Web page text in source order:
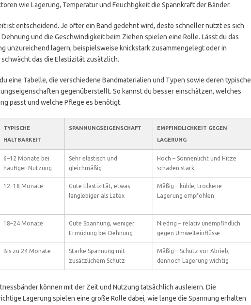
wie Lagerung, Temperatur und Feuchtigkeit die Spannkraft der Bänder.
ist entscheidend. Je öfter ein Band gedehnt wird, desto schneller nutzt es sich
Dehnung und die Geschwindigkeit beim Ziehen spielen eine Rolle. Lässt du das
unzureichend lagern, beispielsweise knickstark zusammengelegt oder in
das die Elastizität zusätzlich.
eine Tabelle, die verschiedene Bandmaterialien und Typen sowie deren typische
gegenüberstellt. So kannst du besser einschätzen, welches
passt und welche Pflege es benötigt.
TYPISCHE
HALTBARKEIT
SPANNUNGSEIGENSCHAFT
EMPFINDLICHKEIT GEGEN
LAGERUNG
6–12 Monate bei
häufiger Nutzung
Sehr elastisch und
gleichmäßig
Hoch – Sonnenlicht und Hitze
schaden stark
12–18 Monate
Gute Elastizität, etwas
langlebiger als Latex
Mäßig – kühle, trockene
Lagerung empfohlen
18–24 Monate
Gute Spannung, weniger
Ermüdung bei Dehnung
Niedrig – relativ unempfindlich
gegen Umwelteinflüsse
Bis zu 24 Monate
Starke Spannung mit
zusätzlichem Schutz
Mäßig – Schutz vor Abrieb,
dennoch Lagerung wichtig
können mit der Zeit und Nutzung tatsächlich ausleiern. Die
Lagerung spielen eine große Rolle dabei, wie lange die Spannung erhalten